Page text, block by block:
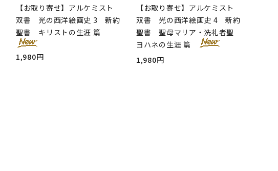
【お取り寄せ】アルケミスト
双書 光の西洋絵画史 3 新約
聖書 キリストの生涯 篇
1,980円
【お取り寄せ】アルケミスト
双書 光の西洋絵画史 4 新約
聖書 聖母マリア・洗礼者聖
ヨハネの生涯 篇
1,980円